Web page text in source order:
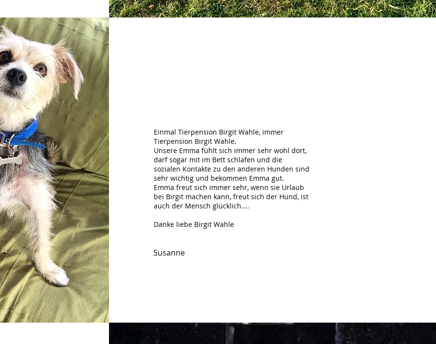
Einmal Tierpension Birgit Wahle, immer
Tierpension Birgit Wahle.
Unsere Emma fühlt sich immer sehr wohl dort,
darf sogar mit im Bett schlafen und die
sozialen Kontakte zu den anderen Hunden sind
sehr wichtig und bekommen Emma gut.
Emma freut sich immer sehr, wenn sie Urlaub
bei Birgit machen kann, freut sich der Hund, ist
auch der Mensch glücklich....
Danke liebe Birgit Wahle
Susanne